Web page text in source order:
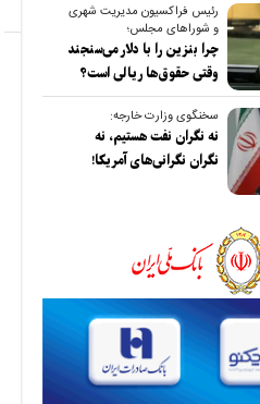
رئیس فراکسیون مدیریت شهری
و شوراهای مجلس؛
چرا بنزین را با دلار می‌سنجند
وقتی حقوق‌ها ریالی است؟
سخنگوی وزارت خارجه:
نه نگران نفت هستیم، نه
نگران نگرانی‌های آمریکا!